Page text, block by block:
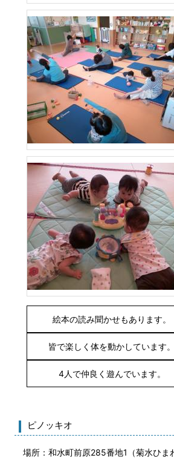
絵本の読み聞かせもあります。
皆で楽しく体を動かしています。
4人で仲良く遊んでいます。
ピノッキオ
場所：和水町前原285番地1（菊水ひま